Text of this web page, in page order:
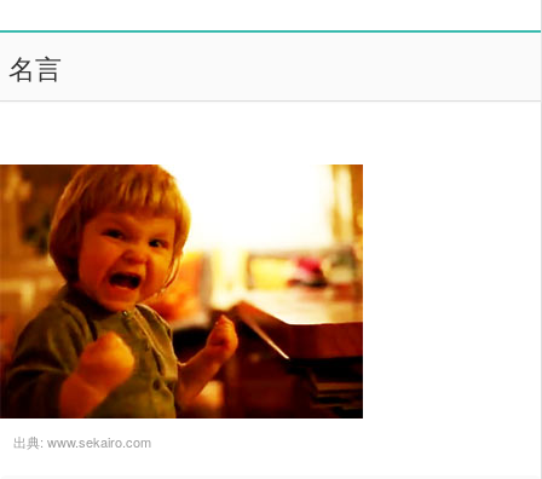
名言
出典: www.sekairo.com